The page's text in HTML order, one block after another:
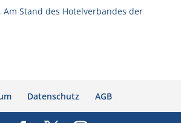
Am Stand des Hotelverbandes der
Datenschutz AGB